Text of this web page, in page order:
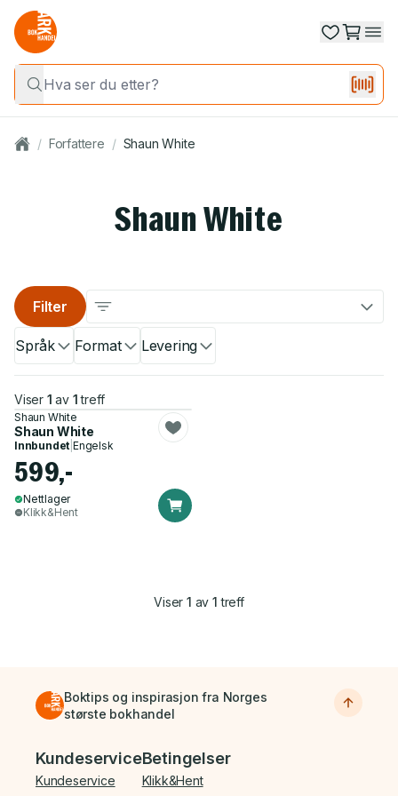
/ Forfattere / Shaun White
Shaun White
Språk Format Levering
Filter
Viser 1 av 1 treff
Shaun White
Shaun White
Innbundet |Engelsk
599,-
Nettlager
Klikk&Hent
Viser1 av 1 treff
Boktips og inspirasjon fra Norges
største bokhandel
Bunnmeny
Kundeservice
Kundeservice
Betingelser
Klikk&Hent